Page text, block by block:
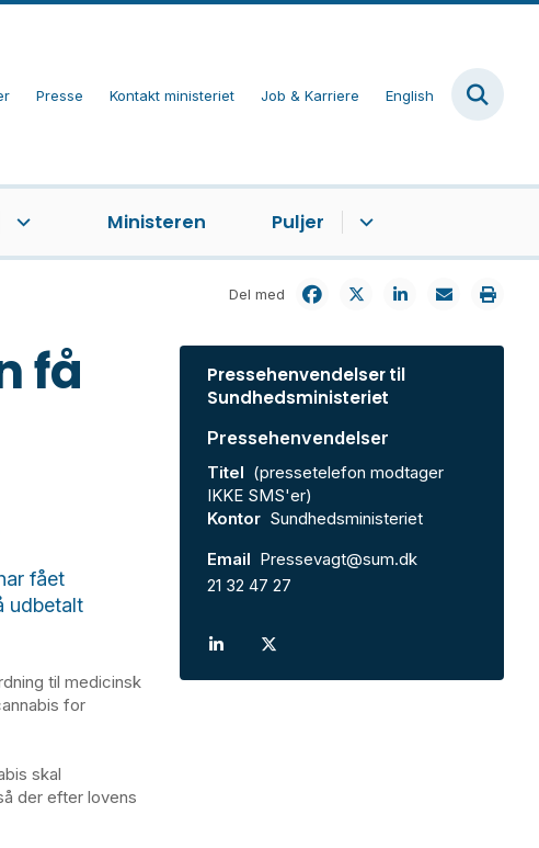
Presse Kontakt ministeriet Job & Karriere English
Ministeren Puljer
Del med
få
fået
udbetalt
til medicinsk
for
skal
der efter lovens
Pressehenvendelser til
Sundhedsministeriet
Pressehenvendelser
Titel (pressetelefon modtager
IKKE SMS'er)
Kontor Sundhedsministeriet
Email Pressevagt@sum.dk
21 32 47 27